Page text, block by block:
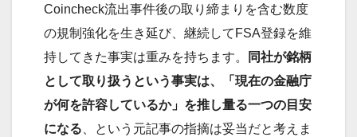
Coincheck流出事件後の取り締まりを含む数度
の規制強化を生き延び、継続してFSA登録を維
持してきた事実は重みを持ちます。
同社が銘柄
として取り扱うという事実は、「現在の金融庁
が何を許容しているか」を推し量る一つの目安
になる 、という元記事の指摘は妥当だと考えま